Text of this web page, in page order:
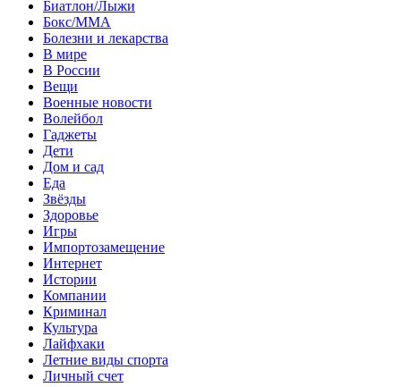
Биатлон/Лыжи
Бокс/MMA
Болезни и лекарства
В мире
В России
Вещи
Военные новости
Волейбол
Гаджеты
Дети
Дом и сад
Еда
Звёзды
Здоровье
Игры
Импортозамещение
Интернет
Истории
Компании
Криминал
Культура
Лайфхаки
Летние виды спорта
Личный счет